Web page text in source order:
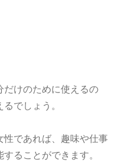
だけのために使えるの
でしょう。
性であれば、趣味や仕事
ることができます。